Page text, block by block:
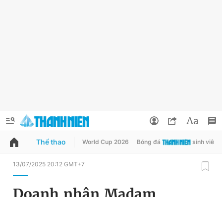
QUẢNG CÁO ĐẶT BÁO
Thể thao World Cup 2026 Bóng đá sinh viên
13/07/2025 20:12 GMT+7